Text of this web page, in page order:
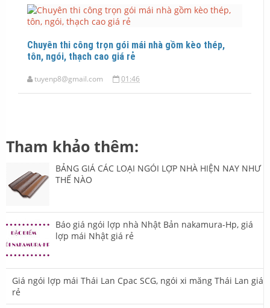
Chuyên thi công trọn gói mái nhà gồm kèo thép,
tôn, ngói, thạch cao giá rẻ
tuyenp8@gmail.com 01:46
Tham khảo thêm:
BẢNG GIÁ CÁC LOẠI NGÓI LỢP NHÀ HIỆN NAY NHƯ
THẾ NÀO
Báo giá ngói lợp nhà Nhật Bản nakamura-Hp, giá
lợp mái Nhật giá rẻ
Giá ngói lợp mái Thái Lan Cpac SCG, ngói xi măng Thái Lan giá
rẻ